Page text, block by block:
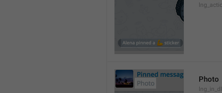
Photo